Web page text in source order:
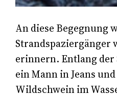
An diese Begegnung
Strandspaziergänger
erinnern. Entlang der
ein Mann in Jeans
Wildschwein im